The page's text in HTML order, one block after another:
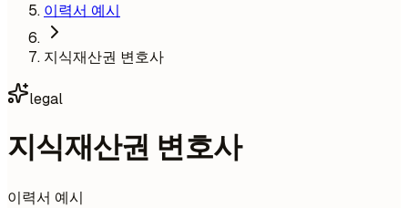
이력서 예시
지식재산권 변호사
legal
지식재산권 변호사
이력서 예시